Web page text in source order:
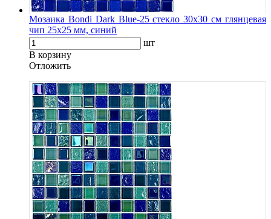
Мозаика Bondi Dark Blue-25 стекло 30х30 см глянцевая
чип 25х25 мм, синий
шт
В корзину
Oтложить